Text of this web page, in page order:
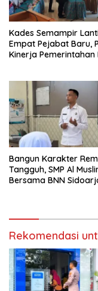
Kades Semampir
Empat Pejabat Baru,
Kinerja Pemerintahan
Bangun Karakter
Tangguh, SMP Al
Bersama BNN
Rekomendasi